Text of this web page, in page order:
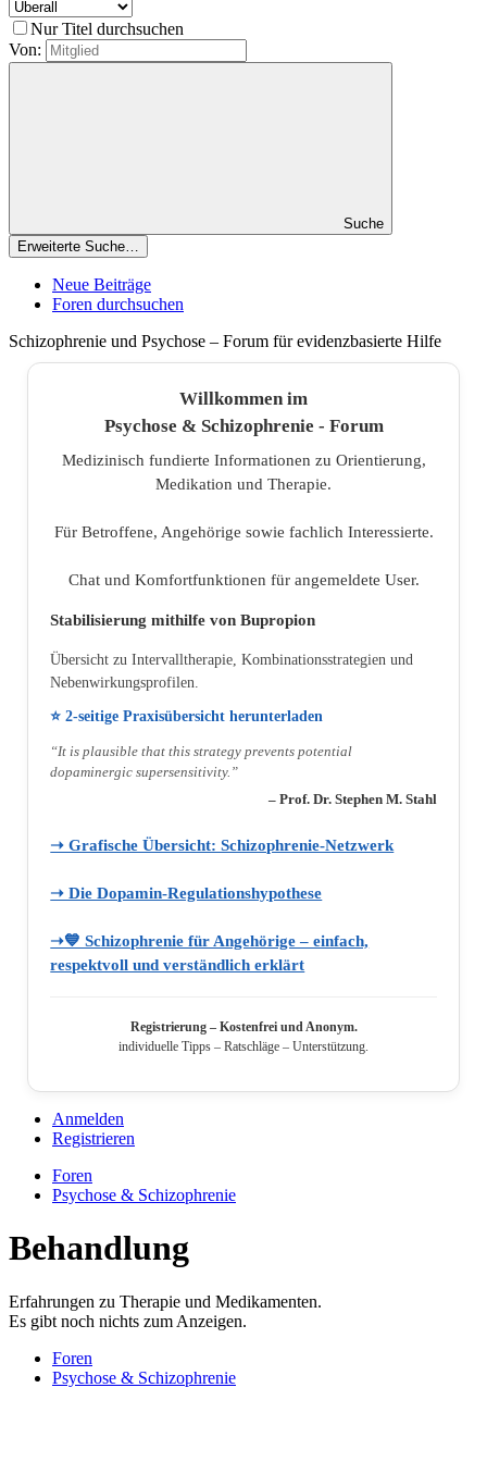
Nur Titel durchsuchen
Von:
Suche
Erweiterte Suche…
Neue Beiträge
Foren durchsuchen
Schizophrenie und Psychose – Forum für evidenzbasierte Hilfe
Willkommen im
Psychose & Schizophrenie - Forum
Medizinisch fundierte Informationen zu Orientierung,
Medikation und Therapie.
Für Betroffene, Angehörige sowie fachlich Interessierte.
Chat und Komfortfunktionen für angemeldete User.
Stabilisierung mithilfe von Bupropion
Übersicht zu Intervalltherapie, Kombinationsstrategien und
Nebenwirkungsprofilen.
⭐ 2‑seitige Praxisübersicht herunterladen
“It is plausible that this strategy prevents potential
dopaminergic supersensitivity.”
– Prof. Dr. Stephen M. Stahl
➝ Grafische Übersicht: Schizophrenie‑Netzwerk
➝ Die Dopamin‑Regulationshypothese
➝💙 Schizophrenie für Angehörige – einfach,
respektvoll und verständlich erklärt
Registrierung – Kostenfrei und Anonym.
individuelle Tipps – Ratschläge – Unterstützung.
Anmelden
Registrieren
Foren
Psychose & Schizophrenie
Behandlung
Erfahrungen zu Therapie und Medikamenten.
Es gibt noch nichts zum Anzeigen.
Foren
Psychose & Schizophrenie